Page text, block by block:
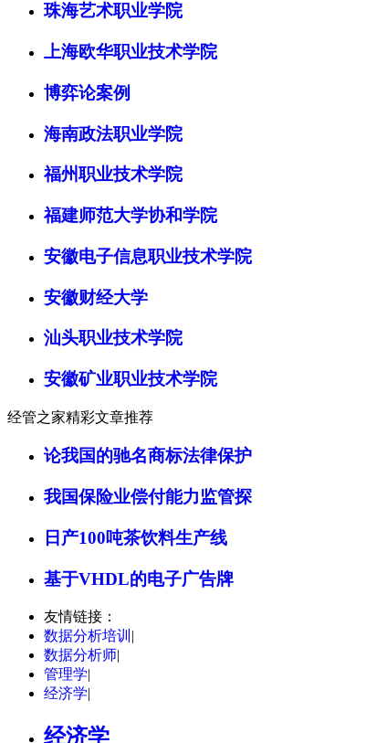
珠海艺术职业学院
上海欧华职业技术学院
博弈论案例
海南政法职业学院
福州职业技术学院
福建师范大学协和学院
安徽电子信息职业技术学院
安徽财经大学
汕头职业技术学院
安徽矿业职业技术学院
经管之家精彩文章推荐
论我国的驰名商标法律保护
我国保险业偿付能力监管探
日产100吨茶饮料生产线
基于VHDL的电子广告牌
友情链接：
数据分析培训 |
数据分析师|
管理学|
经济学|
经济学